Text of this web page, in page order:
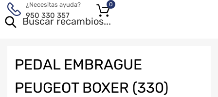
¿Necesitas ayuda?
950 330 357
0
PEDAL EMBRAGUE
PEUGEOT BOXER (330)